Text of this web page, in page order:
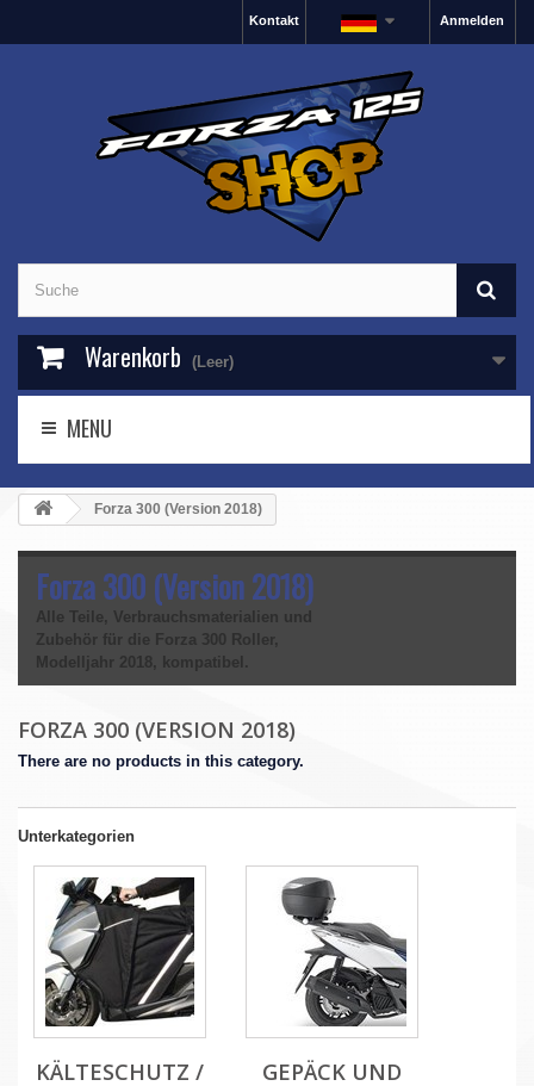
Anmelden
Kontakt
Warenkorb (Leer)
MENU
Forza 300 (Version 2018)
Forza 300 (Version 2018)
Alle Teile, Verbrauchsmaterialien und
Zubehör für die Forza 300 Roller,
Modelljahr 2018, kompatibel.
FORZA 300 (VERSION 2018)
There are no products in this category.
Unterkategorien
KÄLTESCHUTZ /
GEPÄCK UND